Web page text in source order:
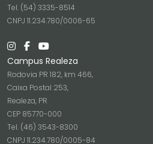
Tel. (54) 3335-8514
CNPJ 11.234.780/0006-65
Campus Realeza
Rodovia PR 182, km 466,
Caixa Postal 253,
Realeza, PR
CEP 85770-000
Tel. (46) 3543-8300
CNPJ 11.234.780/0005-84